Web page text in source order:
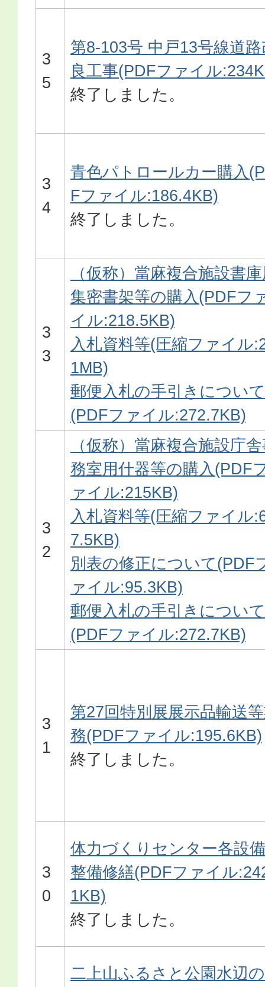
3
5
第8-103号 中戸13号線道路
良工事(PDFファイル
終了しました。
3
4
青色パトロールカー購入
Fファイル:186.4KB)
終了しました。
3
3
（仮称）當麻複合施設書
集密書架等の購入(PDFフ
イル:218.5KB)
入札資料等(圧縮ファイル
1MB)
郵便入札の手引きについて
(PDFファイル:272.7KB)
3
2
（仮称）當麻複合施設庁
務室用什器等の購入(PDF
ァイル:215KB)
入札資料等(圧縮ファイル
7.5KB)
別表の修正について(PDF
ァイル:95.3KB)
郵便入札の手引きについて
(PDFファイル:272.7KB)
3
1
第27回特別展展示品輸送
務(PDFファイル:195.6KB)
終了しました。
3
0
体力づくりセンター各設備
整備修繕(PDFファイル
1KB)
終了しました。
二上山ふるさと公園水辺の